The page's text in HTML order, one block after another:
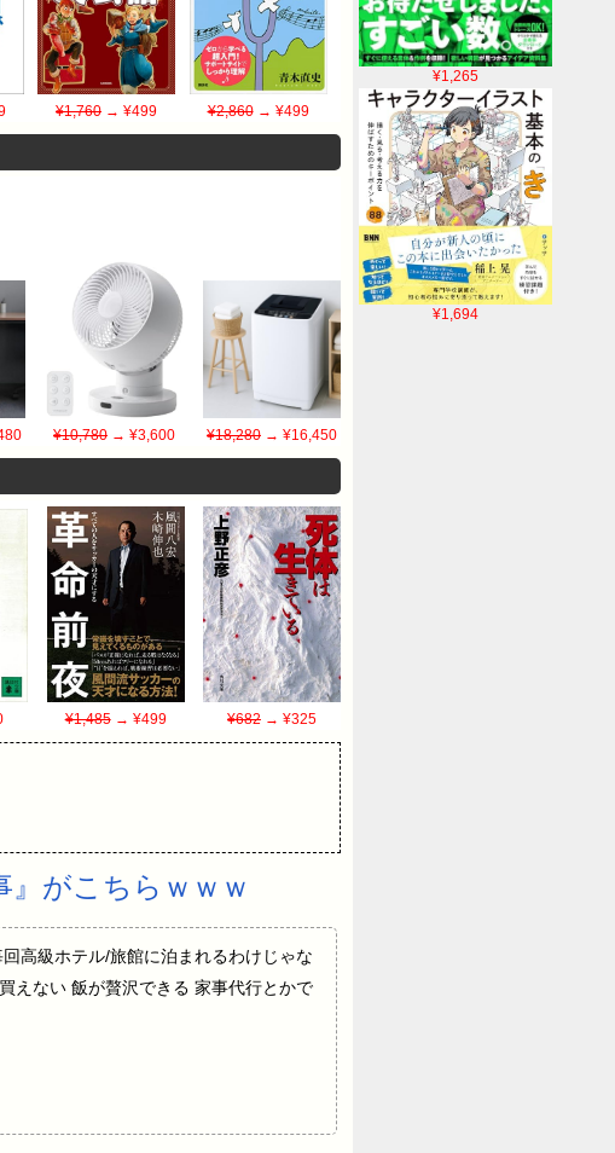
¥1,265
¥1,694
¥1,760 → ¥499 ¥2,860→ ¥499
¥10,780 → ¥3,600 ¥18,280 → ¥16,450
¥1,485→ ¥499 ¥682→ ¥325
』がこちらｗｗｗ
高級ホテル/旅館に泊まれるわけじゃな
えない 飯が贅沢できる 家事代行とかで